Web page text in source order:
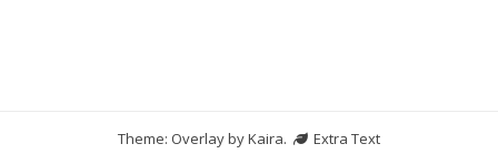
Theme: Overlay byKaira. Extra Text